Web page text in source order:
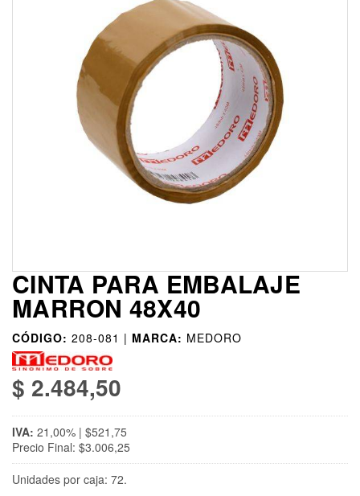
CINTA PARA EMBALAJE
MARRON 48X40
CÓDIGO: 208-081 | MARCA: MEDORO
$ 2.484,50
IVA: 21,00% | $521,75
Precio Final: $3.006,25
Unidades por caja: 72.